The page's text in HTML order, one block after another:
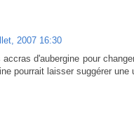
2007 16:30
d'aubergine pour
pourrait laisser suggérer